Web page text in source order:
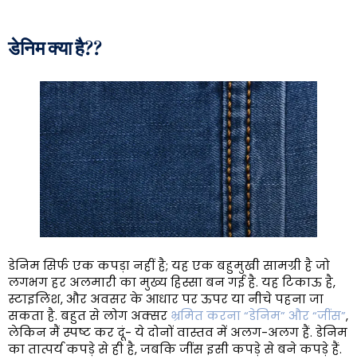
डेनिम क्या है??
डेनिम सिर्फ एक कपड़ा नहीं है; यह एक बहुमुखी सामग्री है जो
लगभग हर अलमारी का मुख्य हिस्सा बन गई है. यह टिकाऊ है,
स्टाइलिश, और अवसर के आधार पर ऊपर या नीचे पहना जा
सकता है. बहुत से लोग अक्सर भ्रमित करना “डेनिम” और “जींस”,
लेकिन मैं स्पष्ट कर दूं- ये दोनों वास्तव में अलग-अलग हैं. डेनिम
का तात्पर्य कपड़े से ही है, जबकि जींस इसी कपड़े से बने कपड़े हैं.